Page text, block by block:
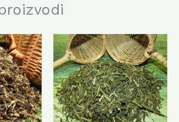
Ovaj
proizvod
ima
više
varijanti.
Ovaj
ima
više